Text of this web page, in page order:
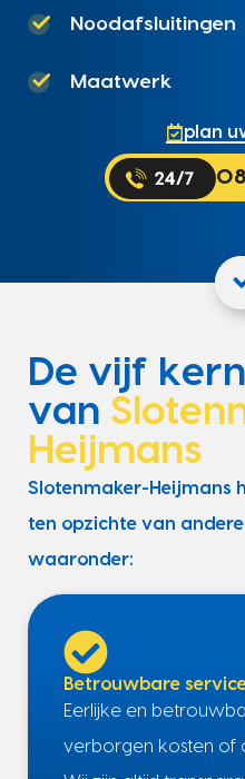
Noodafsluitingen
Maatwerk
plan
De vijf
van
Heijmans
Slotenmaker-Heijmans
ten opzichte van
waaronder:
Betrouwbare
Eerlijke en
verborgen kosten of